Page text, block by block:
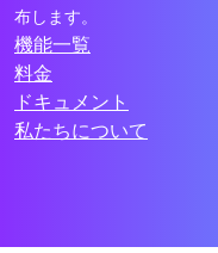
布します。
機能一覧
料金
ドキュメント
私たちについて